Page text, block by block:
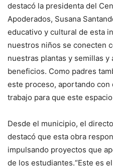
destacó la presidenta del
Apoderados, Susana
educativo y cultural de esta
nuestros niños se conecten
nuestras plantas y semillas
beneficios. Como padres
este proceso, aportando
trabajo para que este
Desde el municipio, el
destacó que esta obra
impulsando proyectos que
de los estudiantes.“Este es